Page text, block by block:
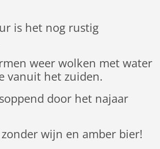
is het nog rustig
weer wolken met water
vanuit het zuiden.
door het najaar
wijn en amber bier!